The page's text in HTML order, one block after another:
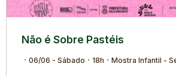
Não é Sobre Pastéis
06/06 - Sábado 18h Mostra Infantil -